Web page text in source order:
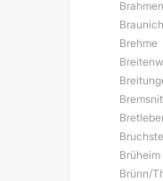
Brehme
Brüheim
Brünn/